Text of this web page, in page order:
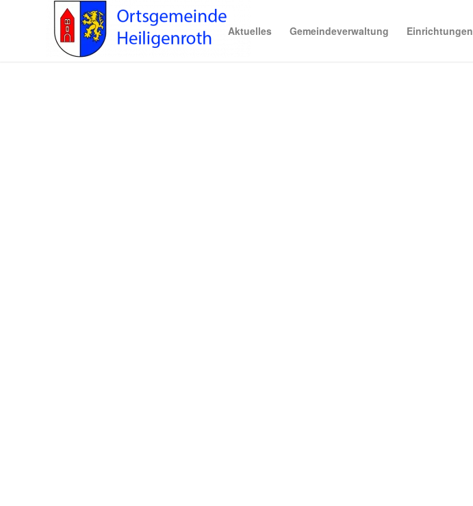
Aktuelles Gemeindeverwaltung Einrichtungen